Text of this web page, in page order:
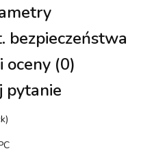
bezpieczeństwa
oceny (0)
pytanie